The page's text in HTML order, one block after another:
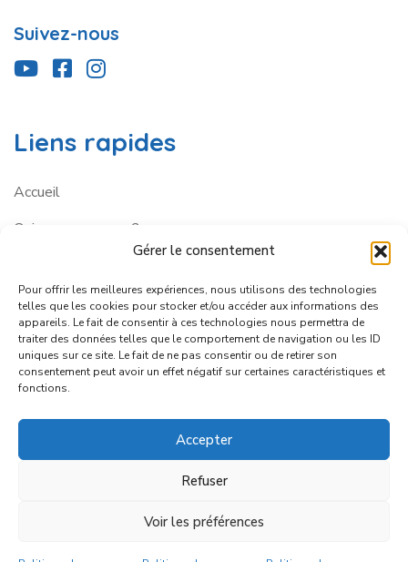
Gérer le consentement
Pour offrir les meilleures expériences, nous utilisons des technologies
telles que les cookies pour stocker et/ou accéder aux informations des
appareils. Le fait de consentir à ces technologies nous permettra de
traiter des données telles que le comportement de navigation ou les ID
uniques sur ce site. Le fait de ne pas consentir ou de retirer son
consentement peut avoir un effet négatif sur certaines caractéristiques et
fonctions.
Accepter
Refuser
Voir les préférences
Suivez-nous
Liens rapides
Accueil
Qui sommes-nous ?
Services
Partenaires